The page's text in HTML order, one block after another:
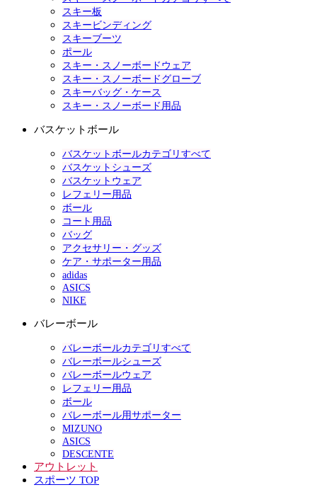
スキー板
スキービンディング
スキーブーツ
ポール
スキー・スノーボードウェア
スキー・スノーボードグローブ
スキーバッグ・ケース
スキー・スノーボード用品
バスケットボール
バスケットボールカテゴリすべて
バスケットシューズ
バスケットウェア
レフェリー用品
ボール
コート用品
バッグ
アクセサリー・グッズ
ケア・サポーター用品
adidas
ASICS
NIKE
バレーボール
バレーボールカテゴリすべて
バレーボールシューズ
バレーボールウェア
レフェリー用品
ボール
バレーボール用サポーター
MIZUNO
ASICS
DESCENTE
アウトレット
スポーツ TOP